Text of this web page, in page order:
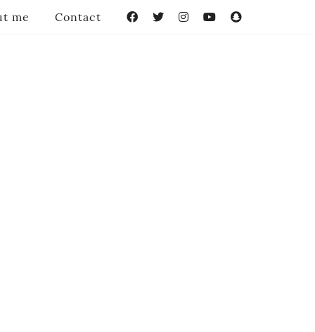
me Contact FacebookTwitterInstagramYouTube